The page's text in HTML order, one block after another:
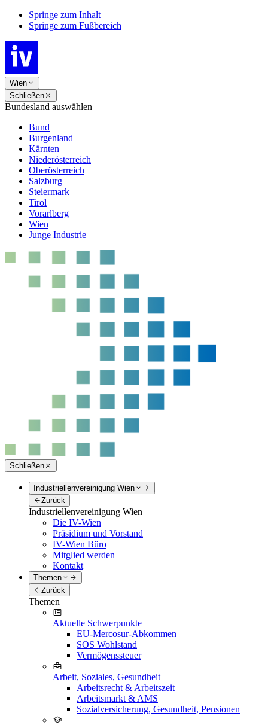
Springe zum Inhalt
Springe zum Fußbereich
Wien
Schließen
Bundesland auswählen
Bund
Burgenland
Kärnten
Niederösterreich
Oberösterreich
Salzburg
Steiermark
Tirol
Vorarlberg
Wien
Junge Industrie
Schließen
Industriellenvereinigung Wien
Zurück
Industriellenvereinigung Wien
Die IV-Wien
Präsidium und Vorstand
IV-Wien Büro
Mitglied werden
Kontakt
Themen
Zurück
Themen
Aktuelle Schwerpunkte
EU-Mercosur-Abkommen
SOS Wohlstand
Vermögenssteuer
Arbeit, Soziales, Gesundheit
Arbeitsrecht & Arbeitszeit
Arbeitsmarkt & AMS
Sozialversicherung, Gesundheit, Pensionen